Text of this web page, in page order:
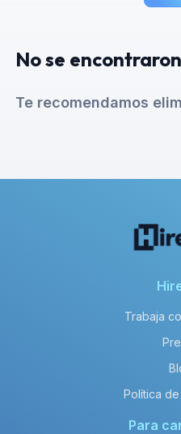
No se
Te recomendamos
Trabaja
Política
Para